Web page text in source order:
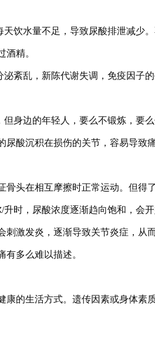
饮水量不足，导致尿酸排泄减少
酒精。
紊乱，新陈代谢失调，免疫因子
身边的年轻人，要么不锻炼，要
酸沉积在损伤的关节，容易导致痛
头在相互摩擦时正常运动。但得
时，尿酸浓度逐渐趋向饱和，会
刺激发炎，逐渐导致关节炎症，
多么难以描述。
的生活方式。遗传因素或身体素